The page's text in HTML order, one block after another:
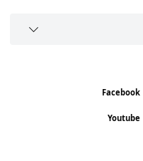
Facebook
Youtube